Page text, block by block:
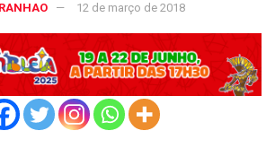
12 de março de 2018